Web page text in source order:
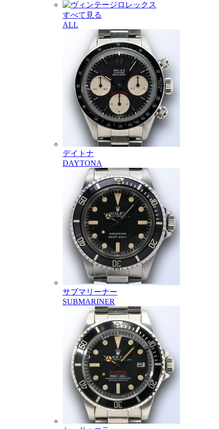
すべて見る
ALL
デイトナ
DAYTONA
サブマリーナー
SUBMARINER